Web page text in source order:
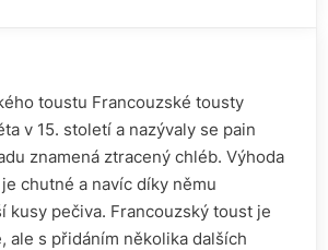
toustu Francouzské tousty
v 15. století a nazývaly se pain
znamená ztracený chléb. Výhoda
chutné a navíc díky němu
kusy pečiva. Francouzský toust je
ale s přidáním několika dalších